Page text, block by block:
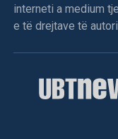
interneti a medium
e të drejtave të